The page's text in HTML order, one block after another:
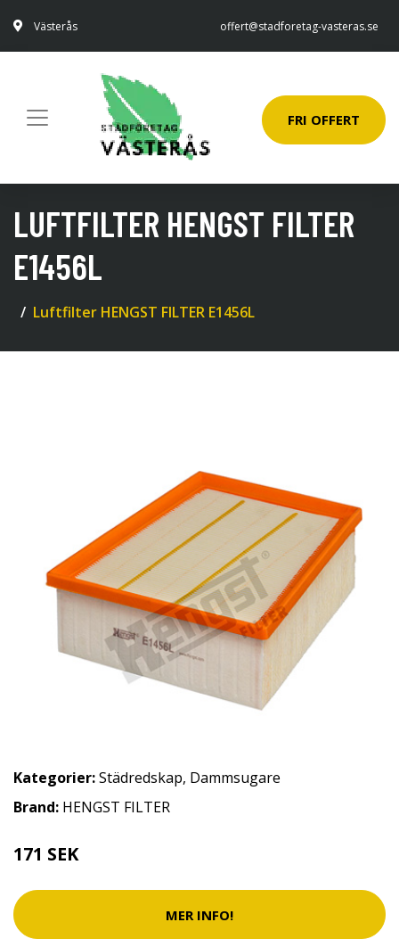
Västerås offert@stadforetag-vasteras.se
FRI OFFERT
LUFTFILTER HENGST FILTER
E1456L
Luftfilter HENGST FILTER E1456L
Kategorier:Städredskap, Dammsugare
Brand: HENGST FILTER
171 SEK
MER INFO!